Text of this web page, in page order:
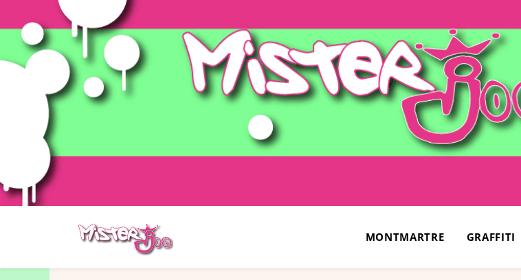
MONTMARTRE GRAFFITI